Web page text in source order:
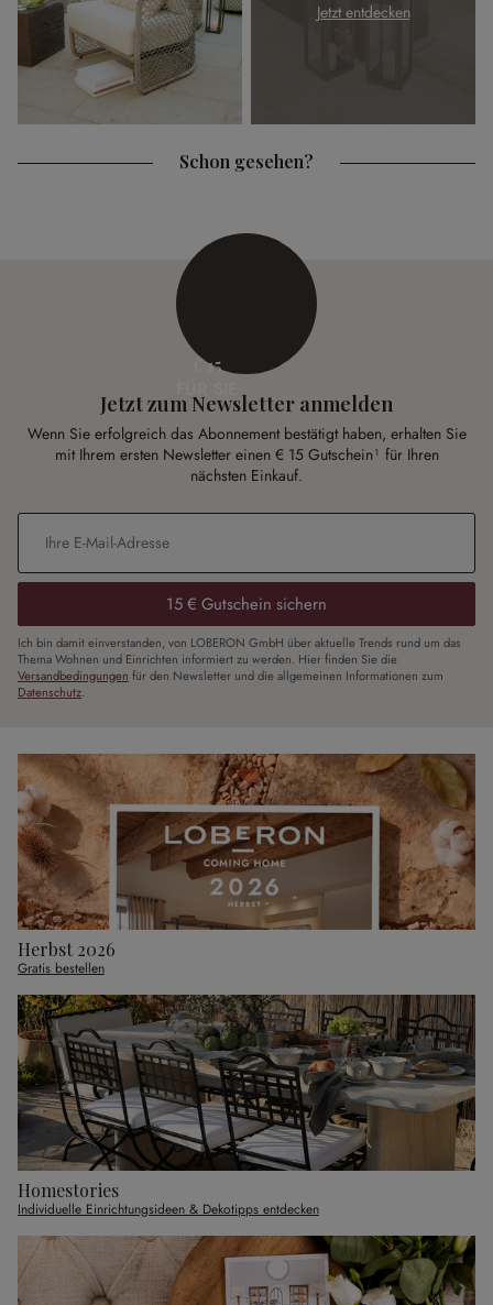
Jetzt entdecken
Schon gesehen?
€ 15
Jetzt zum Newsletter anmelden
Wenn Sie erfolgreich das Abonnement bestätigt haben, erhalten Sie
mit Ihrem ersten Newsletter einen € 15 Gutschein¹ für Ihren
nächsten Einkauf.
E-Mail-Adresse
15 € Gutschein sichern
Ich bin damit einverstanden, von LOBERON GmbH über aktuelle Trends rund um das
Thema Wohnen und Einrichten informiert zu werden. Hier finden Sie die
Versandbedingungen für den Newsletter und die allgemeinen Informationen zum
Datenschutz.
Herbst 2026
Gratis bestellen
Homestories
Individuelle Einrichtungsideen & Dekotipps entdecken